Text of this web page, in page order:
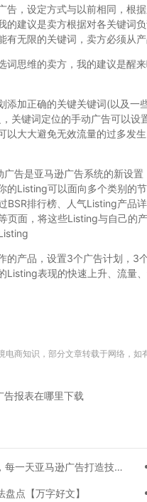
，设定方式与以前相同，根
的建议是卖方根据对各关键词
有无限的关键词，卖方必须从
思维的卖方，我的建议是醒
加正确的关键关键词(以及一
关键词定位的手动广告可以
以大大避免无效流量的过多发
是亚马逊广告系统的新设置
的Listing可以面向多个类别的
BSR排行榜、人气Listing产品
页面，将这些Listing与自己的
产品，设置3个广告计划，3
Listing表现的快速上升、流量
电商知识，部分文章转载于网络，
告报表在哪里下载
【万字总结】从0-30天，每一天亚马逊广告打造技巧真实案例细节分享
点【万字好文】